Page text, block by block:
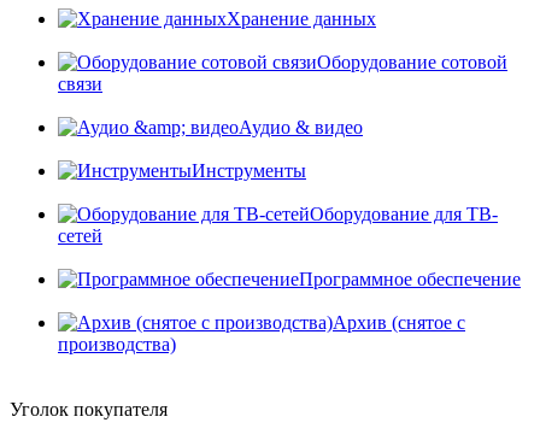
Хранение данных
Оборудование сотовой
связи
Аудио & видео
Инструменты
Оборудование для ТВ-
сетей
Программное обеспечение
Архив (снятое с
производства)
Уголок покупателя